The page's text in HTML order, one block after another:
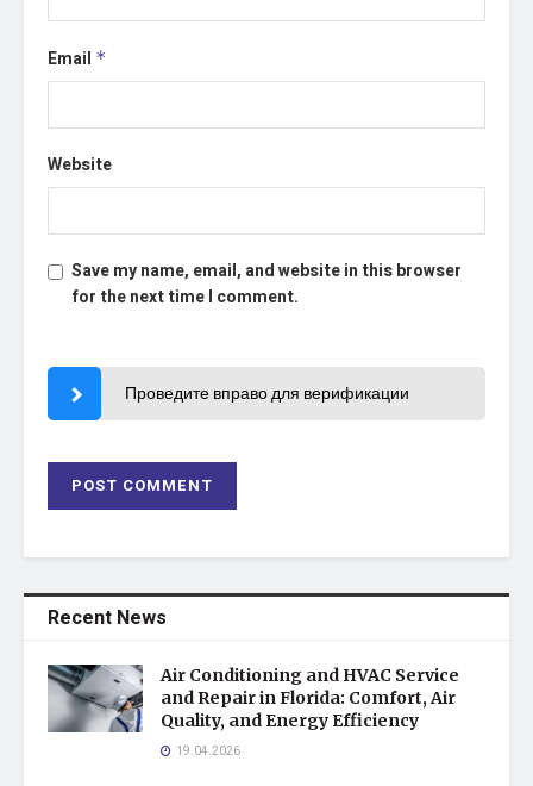
Email *
Website
Save my name, email, and website in this browser
for the next time I comment.
Проведите вправо для верификации
Recent News
Air Conditioning and HVAC Service
and Repair in Florida: Comfort, Air
Quality, and Energy Efficiency
19.04.2026